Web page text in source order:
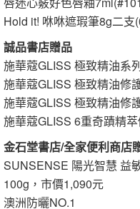
Hold it! 咻咻遮瑕筆8g二
誠品書店贈品
施華蔻GLISS 極致精油系
施華蔻GLISS 極致精油修
施華蔻GLISS 極致精油修
施華蔻GLISS 6重奇蹟精
金石堂書店/全家便利商店
SUNSENSE 陽光智慧 益
100g，市價1,090元
澳洲防曬NO.1